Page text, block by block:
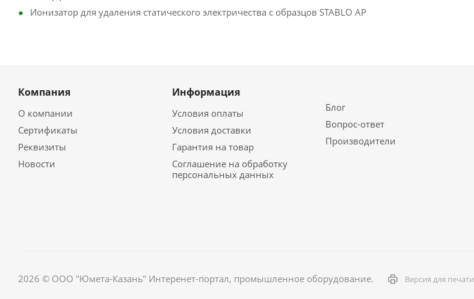
Ионизатор для удаления статического электричества с образцов STABLO AP
Компания
О компании
Сертификаты
Реквизиты
Новости
Информация
Условия оплаты
Условия доставки
Гарантия на товар
Соглашение на обработку
персональных данных
Блог
Вопрос-ответ
Производители
2026 © ООО "Юмета-Казань" Интеренет-портал, промышленное оборудование. Версия для печати